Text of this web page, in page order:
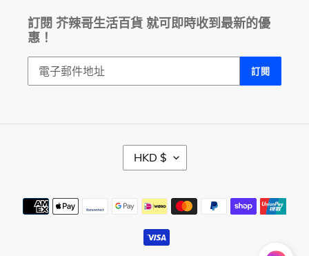
訂閱 芥辣哥生活百貨 就可即時收到最新的優
惠！
訂閱
幣
別
HKD $
付
款
方
式